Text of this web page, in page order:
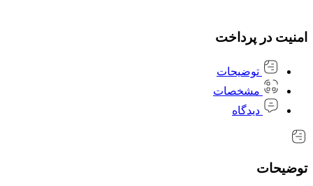
امنیت در پرداخت
توضیحات
مشخصات
دیدگاه
توضیحات